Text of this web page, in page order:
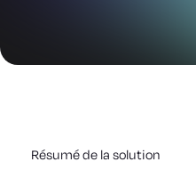
Résumé de la solution